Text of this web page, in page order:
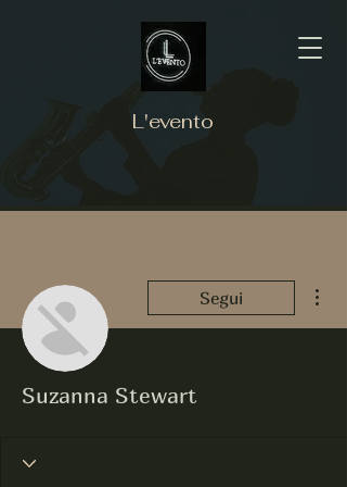
L'evento
Segui
Suzanna Stewart